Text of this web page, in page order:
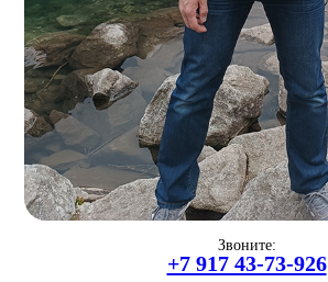
Звоните:
+7 917 43-73-926